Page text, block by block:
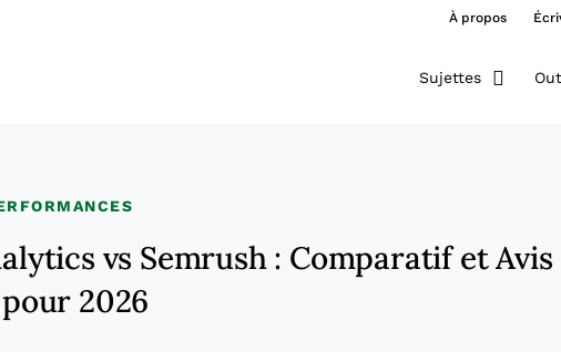
À propos
Sujettes
vs Semrush : Comparatif et Avis
2026